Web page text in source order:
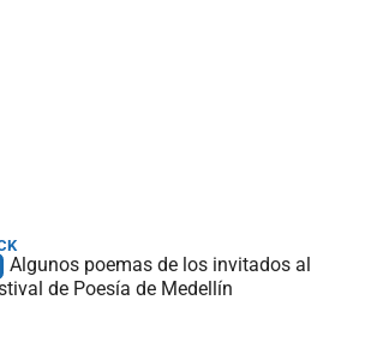
Algunos poemas de los invitados al
de Poesía de Medellín